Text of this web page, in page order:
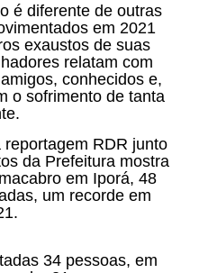
é diferente de outras
em 2021
exaustos de suas
relatam com
conhecidos e,
o sofrimento de tanta
RDR junto
da Prefeitura mostra
em Iporá, 48
um recorde em
34 pessoas, em